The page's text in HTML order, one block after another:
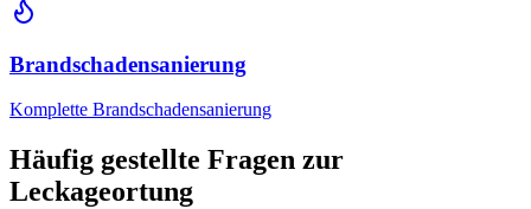
Brandschadensanierung
Komplette Brandschadensanierung
Häufig gestellte Fragen zur
Leckageortung